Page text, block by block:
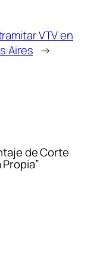
VTV en
Aires →
de Corte